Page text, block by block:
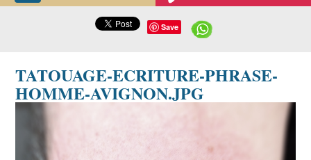
Save
TATOUAGE-ECRITURE-PHRASE-
HOMME-AVIGNON.JPG